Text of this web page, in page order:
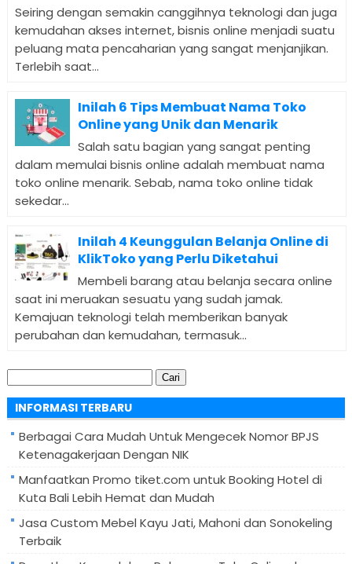
Seiring dengan semakin canggihnya teknologi dan juga
kemudahan akses internet, bisnis online menjadi suatu
peluang mata pencaharian yang sangat menjanjikan.
Terlebih saat...
Inilah 6 Tips Membuat Nama Toko
Online yang Unik dan Menarik
Salah satu bagian yang sangat penting
dalam memulai bisnis online adalah membuat nama
toko online menarik. Sebab, nama toko online tidak
sekedar...
Inilah 4 Keunggulan Belanja Online di
KlikToko yang Perlu Diketahui
Membeli barang atau belanja secara online
saat ini meruakan sesuatu yang sudah jamak.
Kemajuan teknologi telah memberikan banyak
perubahan dan kemudahan, termasuk...
untuk:
INFORMASI TERBARU
Berbagai Cara Mudah Untuk Mengecek Nomor BPJS
Ketenagakerjaan Dengan NIK
Manfaatkan Promo tiket.com untuk Booking Hotel di
Kuta Bali Lebih Hemat dan Mudah
Jasa Custom Mebel Kayu Jati, Mahoni dan Sonokeling
Terbaik